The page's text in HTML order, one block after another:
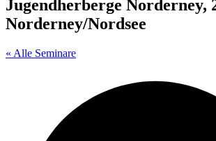
Jugendherberge Norderney,
Norderney/Nordsee
« Alle Seminare